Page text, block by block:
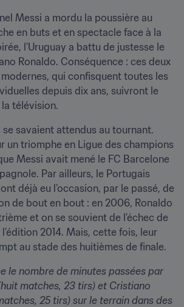
Messi a mordu la poussière au
en buts et en spectacle face à la
l’Uruguay a battu de justesse le
Ronaldo. Conséquence : ces deux
qui confisquent toutes les
depuis dix ans, suivront le
télévision.
se savaient attendus au tournant.
un triomphe en Ligue des champions
Messi avait mené le FC Barcelone
Par ailleurs, le Portugais
déjà eu l’occasion, par le passé, de
de bout en bout : en 2006, Ronaldo
et on se souvient de l’échec de
2014. Mais, cette fois, leur
au stade des huitièmes de finale.
le nombre de minutes passées par
matches, 23 tirs) et Cristiano
25 tirs) sur le terrain dans des